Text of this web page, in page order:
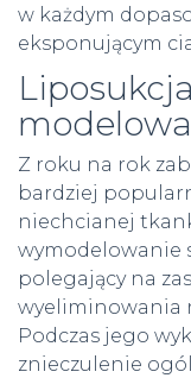
w każdym
eksponującym
Z roku na rok
bardziej
niechcianej
wymodelowanie
polegający na
wyeliminowania
Podczas jego
znieczulenie